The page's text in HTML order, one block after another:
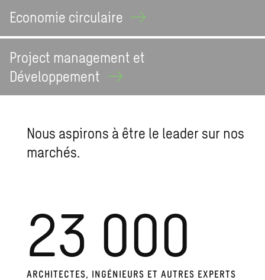
Economie circulaire
Project management et
Développement
Nous aspirons à être le leader sur nos
marchés.
23 000
ARCHITECTES, INGÉNIEURS ET AUTRES EXPERTS